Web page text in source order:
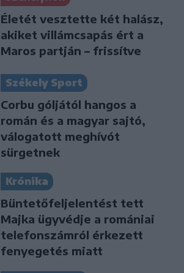
Életét vesztette két halász,
akiket villámcsapás ért a
Maros partján – frissítve
Székely Sport
Corbu góljától hangos a
román és a magyar sajtó,
válogatott meghívót
sürgetnek
Krónika
Büntetőfeljelentést tett
Majka ügyvédje a romániai
telefonszámról érkezett
fenyegetés miatt